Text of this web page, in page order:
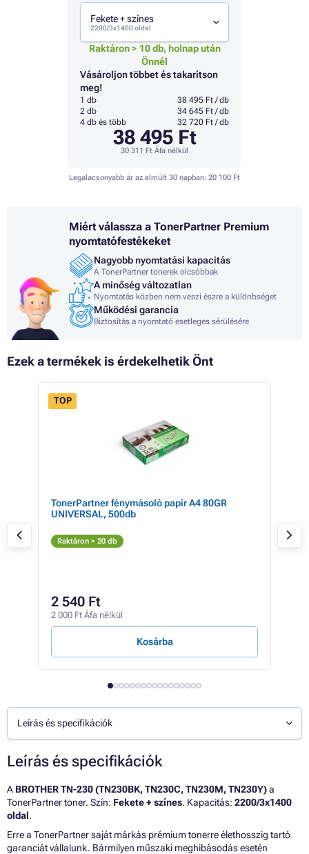
Fekete + színes
2200/3x1400 oldal
Raktáron > 10 db, holnap után
Önnél
Vásároljon többet és takarítson
meg!
1 db
38 495 Ft / db
2 db
34 645 Ft / db
4 db és több
32 720 Ft / db
38 495 Ft
30 311 Ft Áfa nélkül
Legalacsonyabb ár az elmúlt 30 napban: 20 100 Ft
Miért válassza a TonerPartner Premium
nyomtatófestékeket
Nagyobb nyomtatási kapacitás
A TonerPartner tonerek olcsóbbak
A minőség változatlan
Nyomtatás közben nem veszi észre a különbséget
Működési garancia
Biztosítás a nyomtató esetleges sérülésére
Ezek a termékek is érdekelhetik Önt
TOP
TonerPartner fénymásoló papír A4 80GR
UNIVERSAL, 500db
Raktáron > 20 db
2 540 Ft
2 000 Ft Áfa nélkül
Kosárba
Leírás és specifikációk
Leírás és specifikációk
A BROTHER TN-230 (TN230BK, TN230C, TN230M, TN230Y)a
TonerPartner toner. Szín: Fekete + színes. Kapacitás: 2200/3x1400
oldal.
Erre a TonerPartner saját márkás prémium tonerre élethosszig tartó
garanciát vállalunk. Bármilyen műszaki meghibásodás esetén